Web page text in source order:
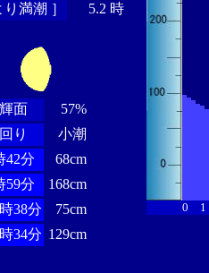
満潮 ］
5.2 時
面
57%
り
小潮
42分
68cm
59分
168cm
38分
75cm
34分 129cm
0 1